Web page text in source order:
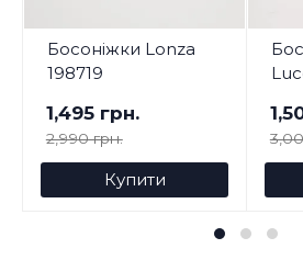
Босоніжки Lonza
198719
1,495 грн.
2,990 грн.
Купити